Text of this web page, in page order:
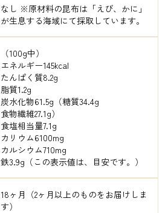
なし ※原材料の昆布は「えび、かに」
が生息する海域にて採取しています。
（100g中）
エネルギー145kcal
たんぱく質8.2g
脂質1.2g
炭水化物61.5g（糖質34.4g
食物繊維27.1g）
食塩相当量7.1g
カリウム6100mg
カルシウム710mg
鉄3.9g（この表示値は、目安です。）
18ヶ月（2ヶ月以上のものをお届けしま
す）